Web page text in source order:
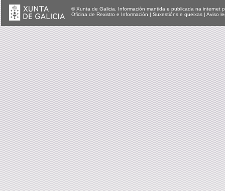
© Xunta de Galicia. Información mantida e publicada na internet
Oficina de Rexistro e Información | Suxestións e queixas | Aviso